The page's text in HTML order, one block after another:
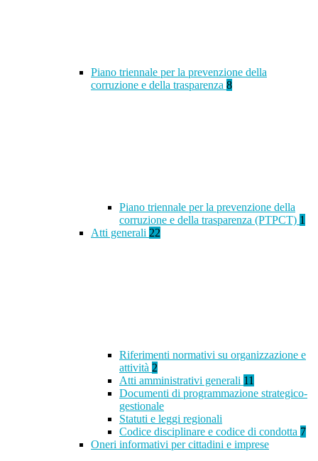
Piano triennale per la prevenzione della
corruzione e della trasparenza 8
Piano triennale per la prevenzione della
corruzione e della trasparenza (PTPCT) 1
Atti generali 22
Riferimenti normativi su organizzazione e
attività 2
Atti amministrativi generali 11
Documenti di programmazione strategico-
gestionale
Statuti e leggi regionali
Codice disciplinare e codice di condotta 7
Oneri informativi per cittadini e imprese